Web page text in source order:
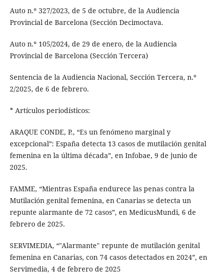
Auto n.º 327/2023, de 5 de octubre, de la Audiencia
Provincial de Barcelona (Sección Decimoctava.
Auto n.º 105/2024, de 29 de enero, de la Audiencia
Provincial de Barcelona (Sección Tercera)
Sentencia de la Audiencia Nacional, Sección Tercera, n.º
2/2025, de 6 de febrero.
* Artículos periodísticos:
ARAQUE CONDE, P., “Es un fenómeno marginal y
excepcional”: España detecta 13 casos de mutilación genital
femenina en la última década”, en Infobae, 9 de junio de
2025.
FAMME, “Mientras España endurece las penas contra la
Mutilación genital femenina, en Canarias se detecta un
repunte alarmante de 72 casos”, en MedicusMundi, 6 de
febrero de 2025.
SERVIMEDIA, “"Alarmante" repunte de mutilación genital
femenina en Canarias, con 74 casos detectados en 2024”, en
Servimedia, 4 de febrero de 2025